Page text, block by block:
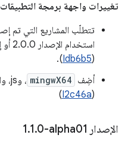
تغييرات واجهة برمجة التطبيقات
(Idb6b5).
أضِف mingwX64
(I2c46a)
الإصدار ‎1 .1.0-alpha01